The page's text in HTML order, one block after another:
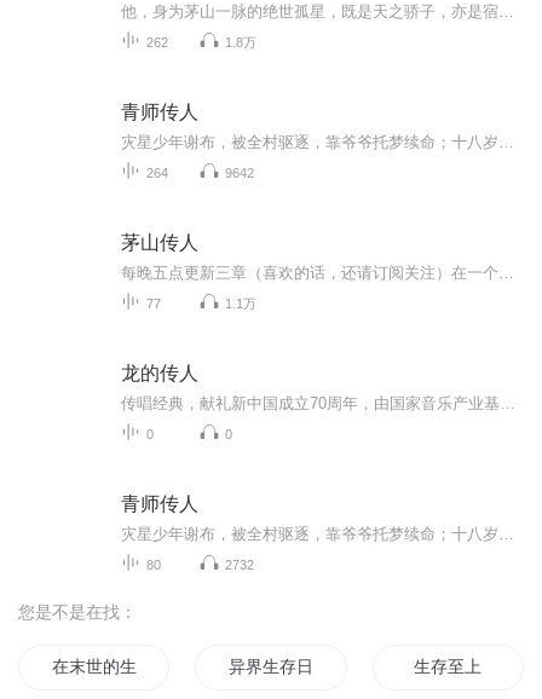
262 1.8万
青师传人
264 9642
茅山传人
77 1.1万
龙的传人
0 0
青师传人
80 2732
您是不是在找：
在末世的生存 异界生存日记 生存至上